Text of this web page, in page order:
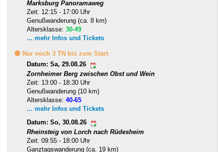
Marksburg Panoramaweg
Zeit: 12:15 - 17:00 Uhr
Genußwanderung (ca. 8 km)
Altersklasse: 30-49
... mehr Infos und Tickets
🟡 Nur noch 3 TN bis zum Start
Datum: Sa, 29.08.26
Zornheimer Berg zwischen Obst und Wein
Zeit: 13:00 - 18:30 Uhr
Genußwanderung (10 km)
Altersklasse: 40-65
... mehr Infos und Tickets
Datum: So, 30.08.26
Rheinsteig von Lorch nach Rüdesheim
Zeit: 09:55 - 18:00 Uhr
Ganztagswanderung (ca. 19 km)